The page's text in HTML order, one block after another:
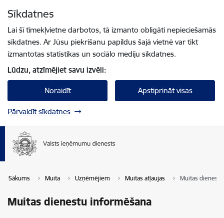
Sīkdatnes
Lai šī tīmekļvietne darbotos, tā izmanto obligāti nepieciešamās
sīkdatnes. Ar Jūsu piekrišanu papildus šajā vietnē var tikt
izmantotas statistikas un sociālo mediju sīkdatnes.
Lūdzu, atzīmējiet savu izvēli:
Noraidīt Apstiprināt visas
Pārvaldīt sīkdatnes
Sākums Muita Uzņēmējiem Muitas atļaujas Muitas
Muitas dienestu informēšana